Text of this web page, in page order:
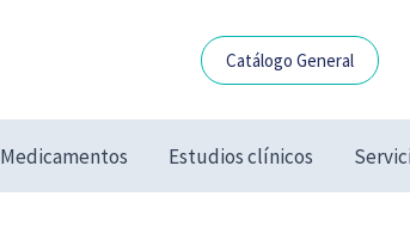
Catálogo General
Medicamentos Estudios clínicos